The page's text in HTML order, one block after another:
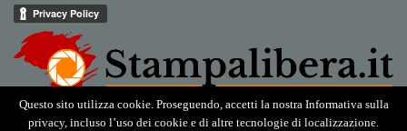
Questo sito utilizza cookie. Proseguendo, accetti la nostra Informativa sulla
privacy, incluso l’uso dei cookie e di altre tecnologie di localizzazione.